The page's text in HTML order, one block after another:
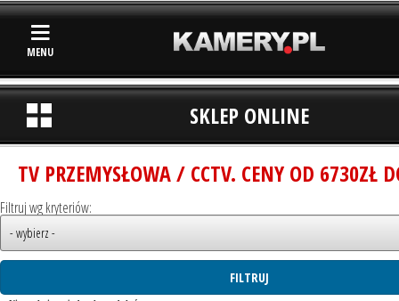
MENU
SKLEP ONLINE
TV PRZEMYSŁOWA / CCTV. CENY OD 6730ZŁ
Filtruj wg kryteriów: